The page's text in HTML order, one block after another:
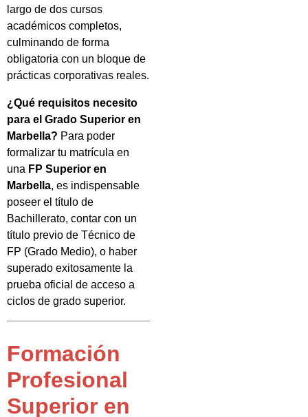
largo de dos cursos
académicos completos,
culminando de forma
obligatoria con un bloque de
prácticas corporativas reales.
¿Qué requisitos necesito
para el Grado Superior en
Marbella? Para poder
formalizar tu matrícula en
una FP Superior en
Marbella, es indispensable
poseer el título de
Bachillerato, contar con un
título previo de Técnico de
FP (Grado Medio), o haber
superado exitosamente la
prueba oficial de acceso a
ciclos de grado superior.
Formación
Profesional
Superior en